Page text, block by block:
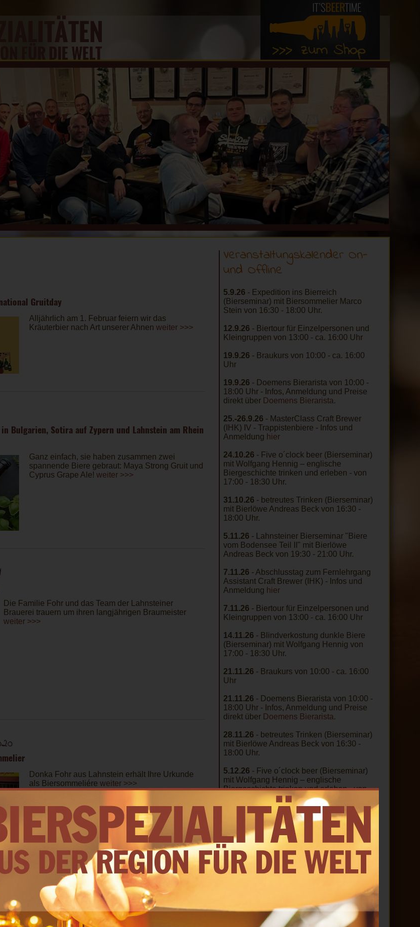
Gruitday
Alljährlich am 1. Februar feiern wir das
Kräuterbier nach Art unserer Ahnen weiter >>>
in Bulgarien, Sotira auf Zypern und Lahnstein am Rhein
Ganz einfach, sie haben zusammen zwei
spannende Biere gebraut: Maya Strong Gruit und
Cyprus Grape Ale! weiter >>>
Die Familie Fohr und das Team der Lahnsteiner
Brauerei trauern um ihren langjährigen Braumeister
weiter >>>
Donka Fohr aus Lahnstein erhält Ihre Urkunde
als Biersommeliére weiter >>>
- Dr. Rainer Fohr wird 85 Jahr
Seniorchef der Lahnsteiner Brauerei feierte seinen
Ehrentag in seinem Lieblingssessel - dem des Chefs
Veranstaltungskalender On-
und Offline
5.9.26 - Expedition ins Bierreich
(Bierseminar) mit Biersommelier Marco
Stein von 16:30 - 18:00 Uhr.
12.9.26 - Biertour für Einzelpersonen und
Kleingruppen von 13:00 - ca. 16:00 Uhr
19.9.26 - Braukurs von 10:00 - ca. 16:00
Uhr
19.9.26 - Doemens Bierarista von 10:00 -
18:00 Uhr - Infos, Anmeldung und Preise
direkt über Doemens Bierarista.
25.-26.9.26 - MasterClass Craft Brewer
(IHK) IV - Trappistenbiere - Infos und
Anmeldung hier
24.10.26 - Five o´clock beer (Bierseminar)
mit Wolfgang Hennig – englische
Biergeschichte trinken und erleben - von
17:00 - 18:30 Uhr.
31.10.26 - betreutes Trinken (Bierseminar)
mit Bierlöwe Andreas Beck von 16:30 -
18:00 Uhr.
5.11.26 - Lahnsteiner Bierseminar "Biere
vom Bodensee Teil II" mit Bierlöwe
Andreas Beck von 19:30 - 21:00 Uhr.
7.11.26 - Abschlusstag zum Fernlehrgang
Assistant Craft Brewer (IHK) - Infos und
Anmeldung hier
7.11.26 - Biertour für Einzelpersonen und
Kleingruppen von 13:00 - ca. 16:00 Uhr
14.11.26 - Blindverkostung dunkle Biere
(Bierseminar) mit Wolfgang Hennig von
17:00 - 18:30 Uhr.
21.11.26 - Braukurs von 10:00 - ca. 16:00
Uhr
21.11.26 - Doemens Bierarista von 10:00 -
18:00 Uhr - Infos, Anmeldung und Preise
direkt über Doemens Bierarista.
28.11.26 - betreutes Trinken (Bierseminar)
mit Bierlöwe Andreas Beck von 16:30 -
18:00 Uhr.
5.12.26 - Five o´clock beer (Bierseminar)
mit Wolfgang Hennig – englische
Biergeschichte trinken und erleben - von
17:00 - 18:30 Uhr.
11.-12.12.26- MasterClass Craft Brewer
(IHK) IV - 13.000 Jahre Bier - Infos und
Anmeldung
hier
12.12.26- Biertour für Einzelpersonen und
Kleingruppen von 13:00 - ca. 16:00 Uhr.
Gastronomisches Bildungszentrum